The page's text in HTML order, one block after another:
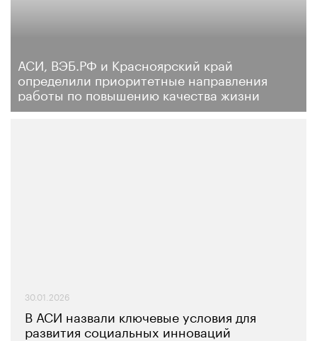
АСИ, ВЭБ.РФ и Красноярский край
определили приоритетные направления
работы по повышению качества жизни
30.01.2026
В АСИ назвали ключевые условия для
развития социальных инноваций